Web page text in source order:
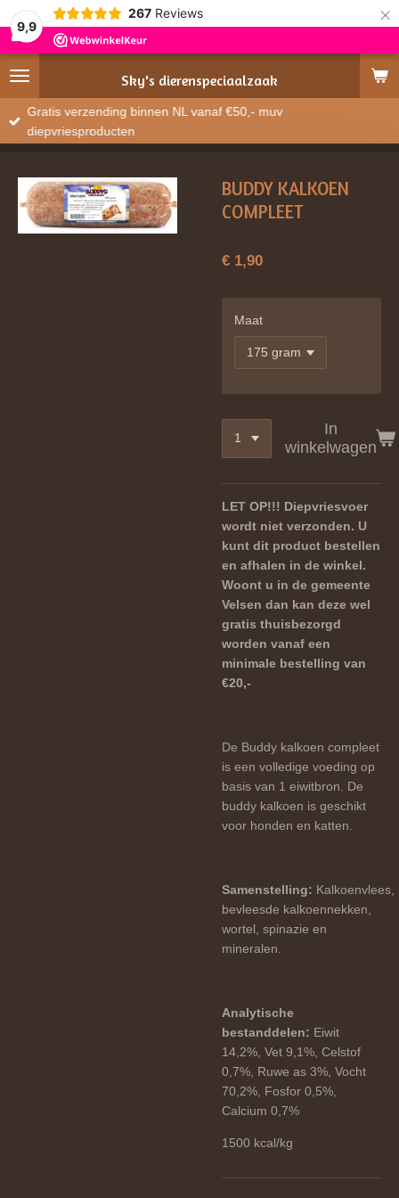
9,9
267 Reviews ×
Sky's dierenspeciaalzaak
Gratis verzending binnen NL vanaf €50,- muv
diepvriesproducten
BUDDY KALKOEN
COMPLEET
€ 1,90
Maat
In
winkelwagen
LET OP!!! Diepvriesvoer
wordt niet verzonden. U
kunt dit product bestellen
en afhalen in de winkel.
Woont u in de gemeente
Velsen dan kan deze wel
gratis thuisbezorgd
worden vanaf een
minimale bestelling van
€20,-
De Buddy kalkoen compleet
is een volledige voeding op
basis van 1 eiwitbron. De
buddy kalkoen is geschikt
voor honden en katten.
Samenstelling: Kalkoenvlees,
bevleesde kalkoennekken,
wortel, spinazie en
mineralen.
Analytische
bestanddelen: Eiwit
14,2%, Vet 9,1%, Celstof
0,7%, Ruwe as 3%, Vocht
70,2%, Fosfor 0,5%,
Calcium 0,7%
1500 kcal/kg